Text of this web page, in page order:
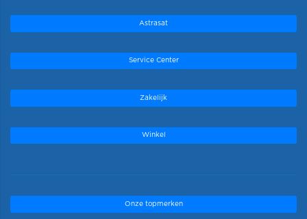
Astrasat
Service Center
Zakelijk
Winkel
Onze topmerken